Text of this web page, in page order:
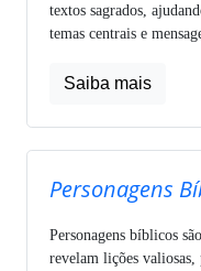
textos sagrados,
temas centrais e
Saiba mais
Personagens
Personagens bíblicos
revelam lições